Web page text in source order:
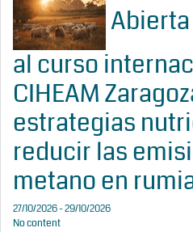
al curso
CIHEAM
estrategias
reducir las
metano en
27/10/2026 - 29/10/2026
No content